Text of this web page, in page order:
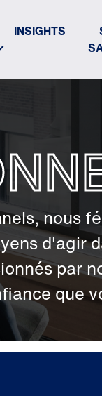
INSIGHTS
nous
d'agir
par
que